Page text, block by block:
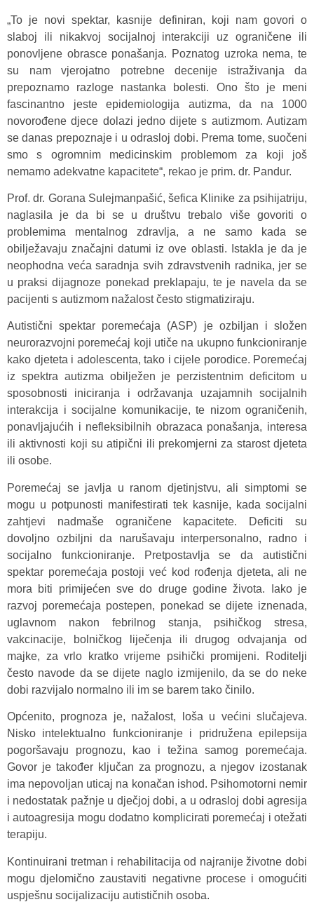
„To je novi spektar, kasnije definiran, koji nam govori o
slaboj ili nikakvoj socijalnoj interakciji uz ograničene ili
ponovljene obrasce ponašanja. Poznatog uzroka nema, te
su nam vjerojatno potrebne decenije istraživanja da
prepoznamo razloge nastanka bolesti. Ono što je meni
fascinantno jeste epidemiologija autizma, da na 1000
novorođene djece dolazi jedno dijete s autizmom. Autizam
se danas prepoznaje i u odrasloj dobi. Prema tome, suočeni
smo s ogromnim medicinskim problemom za koji još
nemamo adekvatne kapacitete“, rekao je prim. dr. Pandur.
Prof. dr. Gorana Sulejmanpašić, šefica Klinike za psihijatriju,
naglasila je da bi se u društvu trebalo više govoriti o
problemima mentalnog zdravlja, a ne samo kada se
obilježavaju značajni datumi iz ove oblasti. Istakla je da je
neophodna veća saradnja svih zdravstvenih radnika, jer se
u praksi dijagnoze ponekad preklapaju, te je navela da se
pacijenti s autizmom nažalost često stigmatiziraju.
Autistični spektar poremećaja (ASP) je ozbiljan i složen
neurorazvojni poremećaj koji utiče na ukupno funkcioniranje
kako djeteta i adolescenta, tako i cijele porodice. Poremećaj
iz spektra autizma obilježen je perzistentnim deficitom u
sposobnosti iniciranja i održavanja uzajamnih socijalnih
interakcija i socijalne komunikacije, te nizom ograničenih,
ponavljajućih i nefleksibilnih obrazaca ponašanja, interesa
ili aktivnosti koji su atipični ili prekomjerni za starost djeteta
ili osobe.
Poremećaj se javlja u ranom djetinjstvu, ali simptomi se
mogu u potpunosti manifestirati tek kasnije, kada socijalni
zahtjevi nadmaše ograničene kapacitete. Deficiti su
dovoljno ozbiljni da narušavaju interpersonalno, radno i
socijalno funkcioniranje. Pretpostavlja se da autistični
spektar poremećaja postoji već kod rođenja djeteta, ali ne
mora biti primijećen sve do druge godine života. Iako je
razvoj poremećaja postepen, ponekad se dijete iznenada,
uglavnom nakon febrilnog stanja, psihičkog stresa,
vakcinacije, bolničkog liječenja ili drugog odvajanja od
majke, za vrlo kratko vrijeme psihički promijeni. Roditelji
često navode da se dijete naglo izmijenilo, da se do neke
dobi razvijalo normalno ili im se barem tako činilo.
Općenito, prognoza je, nažalost, loša u većini slučajeva.
Nisko intelektualno funkcioniranje i pridružena epilepsija
pogoršavaju prognozu, kao i težina samog poremećaja.
Govor je također ključan za prognozu, a njegov izostanak
ima nepovoljan uticaj na konačan ishod. Psihomotorni nemir
i nedostatak pažnje u dječjoj dobi, a u odrasloj dobi agresija
i autoagresija mogu dodatno komplicirati poremećaj i otežati
terapiju.
Kontinuirani tretman i rehabilitacija od najranije životne dobi
mogu djelomično zaustaviti negativne procese i omogućiti
uspješnu socijalizaciju autističnih osoba.